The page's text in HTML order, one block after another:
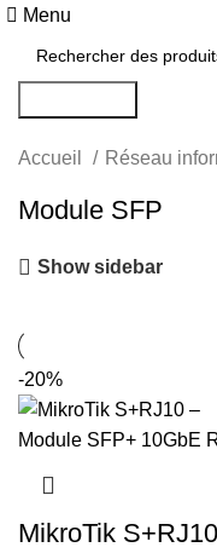
Menu
Accueil Réseau
Module SFP
Show sidebar
-20%
MikroTik